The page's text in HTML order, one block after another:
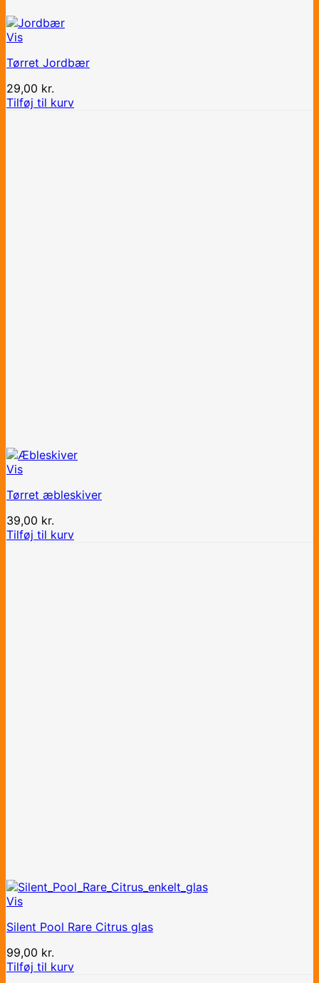
Vis
Tørret Jordbær
29,00 kr.
Tilføj til kurv
Vis
Tørret æbleskiver
39,00 kr.
Tilføj til kurv
Vis
Silent Pool Rare Citrus glas
99,00 kr.
Tilføj til kurv